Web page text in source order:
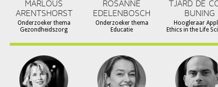
MARLOUS
ARENTSHORST
Onderzoeker thema
Gezondheidszorg
ROSANNE
EDELENBOSCH
Onderzoeker thema
Educatie
TJARD DE
BUNING
Hoogleraar
Ethics in the Life